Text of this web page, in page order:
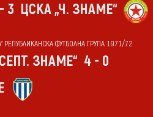
3 ЦСКА „Ч. ЗНАМЕ“
РЕПУБЛИКАНСКА ФУТБОЛНА ГРУПА 1971/72
ЗНАМЕ“ 4 - 0